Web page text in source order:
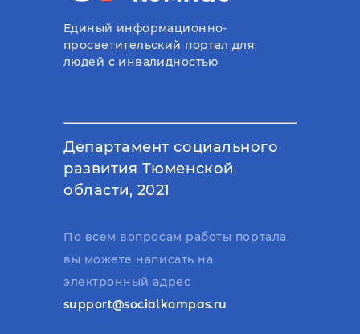
Единый информационно-
просветительский портал для
людей с инвалидностью
Департамент социального
развития Тюменской
области, 2021
По всем вопросам работы портала
вы можете написать на
электронный адрес
support@socialkompas.ru